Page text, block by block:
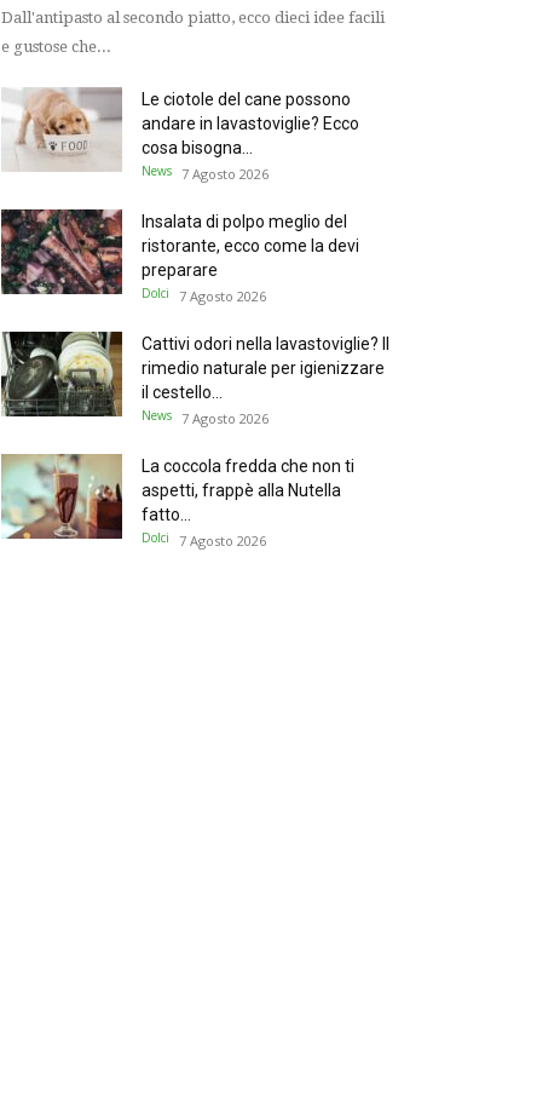
Dall'antipasto al secondo piatto, ecco dieci idee facili
e gustose che...
Le ciotole del cane possono
andare in lavastoviglie? Ecco
cosa bisogna...
News 7 Agosto 2026
Insalata di polpo meglio del
ristorante, ecco come la devi
preparare
Dolci 7 Agosto 2026
Cattivi odori nella lavastoviglie? Il
rimedio naturale per igienizzare
il cestello...
News 7 Agosto 2026
La coccola fredda che non ti
aspetti, frappè alla Nutella
fatto...
Dolci 7 Agosto 2026